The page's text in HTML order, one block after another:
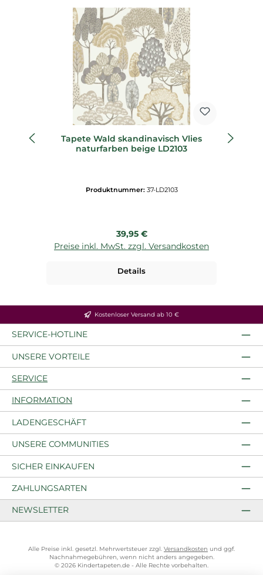
Tapete Wald skandinavisch Vlies
naturfarben beige LD2103
Produktnummer: 37-LD2103
Regulärer Preis:
39,95 €
Preise inkl. MwSt. zzgl. Versandkosten
Details
Kostenloser Versand ab 10 €
SERVICE-HOTLINE
UNSERE VORTEILE
SERVICE
INFORMATION
LADENGESCHÄFT
UNSERE COMMUNITIES
SICHER EINKAUFEN
ZAHLUNGSARTEN
NEWSLETTER
Alle Preise inkl. gesetzl. Mehrwertsteuer zzgl. Versandkosten und ggf.
Nachnahmegebühren, wenn nicht anders angegeben.
© 2026 Kindertapeten.de - Alle Rechte vorbehalten.